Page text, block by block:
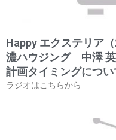
Happy エクステリア
濃ハウジング 中澤
計画タイミングについ
ラジオはこちらから